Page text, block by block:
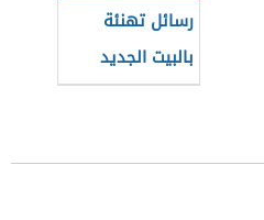
رسائل تهنئة
بالبيت الجديد
للأصدقاء